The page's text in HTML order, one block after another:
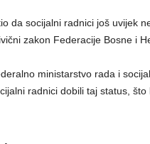
da socijalni radnici još uvijek
zakon Federacije Bosne i
ministarstvo rada i
radnici dobili taj status,